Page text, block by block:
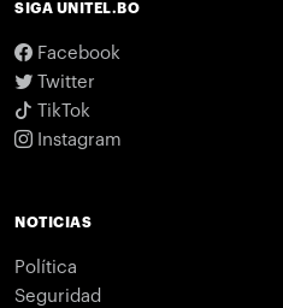
SIGA UNITEL.BO
Facebook
Twitter
TikTok
Instagram
NOTICIAS
Política
Seguridad